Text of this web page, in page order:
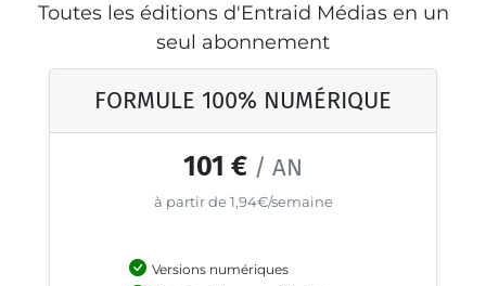
Toutes les éditions d'Entraid Médias en un
seul abonnement
FORMULE 100% NUMÉRIQUE
101 € / AN
à partir de 1,94€/semaine
Versions numériques